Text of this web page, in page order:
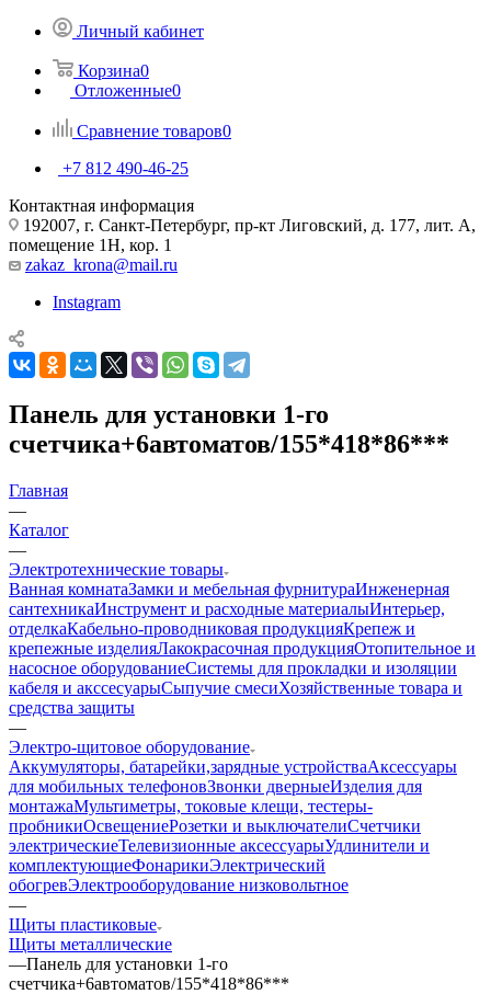
Личный кабинет
Корзина0
Отложенные0
Сравнение товаров0
+7 812 490-46-25
Контактная информация
192007, г. Санкт-Петербург, пр-кт Лиговский, д. 177, лит. А,
помещение 1Н, кор. 1
zakaz_krona@mail.ru
Instagram
Панель для установки 1-го
счетчика+6автоматов/155*418*86***
Главная
—
Каталог
—
Электротехнические товары
Ванная комнатаЗамки и мебельная фурнитураИнженерная
сантехникаИнструмент и расходные материалыИнтерьер,
отделкаКабельно-проводниковая продукцияКрепеж и
крепежные изделияЛакокрасочная продукцияОтопительное и
насосное оборудованиеСистемы для прокладки и изоляции
кабеля и акссесуарыСыпучие смесиХозяйственные товара и
средства защиты
—
Электро-щитовое оборудование
Аккумуляторы, батарейки,зарядные устройстваАксессуары
для мобильных телефоновЗвонки дверныеИзделия для
монтажаМультиметры, токовые клещи, тестеры-
пробникиОсвещениеРозетки и выключателиСчетчики
электрическиеТелевизионные аксессуарыУдлинители и
комплектующиеФонарикиЭлектрический
обогревЭлектрооборудование низковольтное
—
Щиты пластиковые
Щиты металлические
—Панель для установки 1-го
счетчика+6автоматов/155*418*86***